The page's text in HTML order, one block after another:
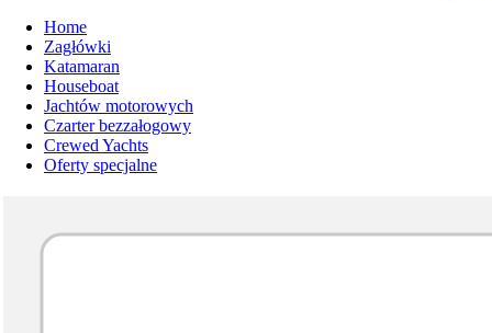
Home
Zagłówki
Katamaran
Houseboat
Jachtów motorowych
Czarter bezzałogowy
Crewed Yachts
Oferty specjalne